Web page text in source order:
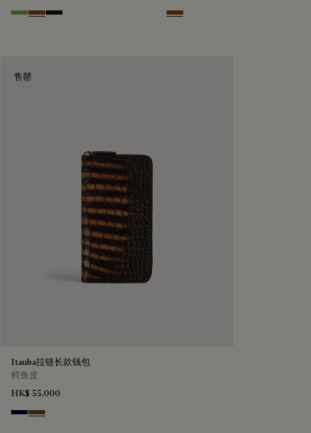
WillowCacao Intenso
Nero Grigio Cacao Intenso
售罄
Itauba拉链长款钱包
鳄鱼皮
HK$ 55,000
Nero BluTobacco Bis